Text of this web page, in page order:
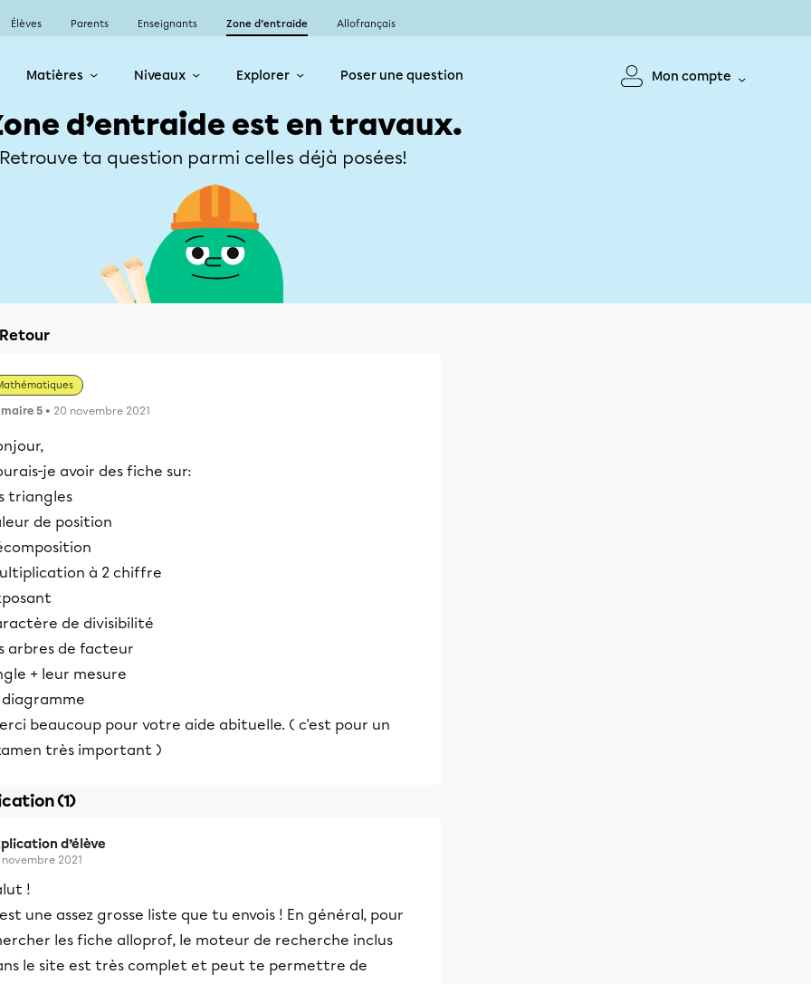
Élèves Parents Enseignants Zone d’entraide Allofrançais
Matières Niveaux Explorer Poser une question Mon compte
d’entraide est en travaux.
ta question parmi celles déjà posées!
Retour
5 • 20 novembre 2021
je avoir des fiche sur:
triangles
de position
à 2 chiffre
de divisibilité
arbres de facteur
+ leur mesure
beaucoup pour votre aide abituelle. ( c'est pour un
très important )
(1)
d’élève
2021
!
une assez grosse liste que tu envois ! En général, pour
les fiche alloprof, le moteur de recherche inclus
le site est très complet et peut te permettre de